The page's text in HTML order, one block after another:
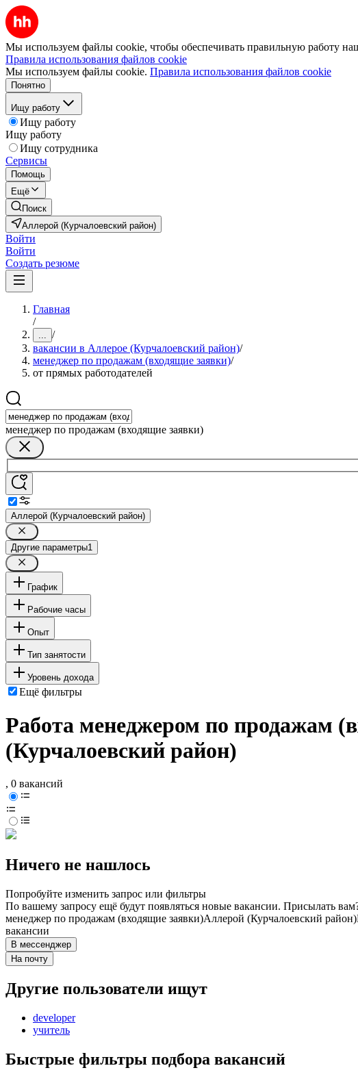
Мы используем файлы cookie, чтобы обеспечивать правильную работу
Правила использования файлов cookie
Мы используем файлы cookie. Правила использования файлов cookie
Понятно
Ищу работу
Ищу работу
Ищу работу
Ищу сотрудника
Сервисы
Помощь
Ещё
Поиск
Аллерой (Курчалоевский район)
Войти
Войти
Создать резюме
Главная
/
... /
вакансии в Аллерое (Курчалоевский район)/
менеджер по продажам (входящие заявки)/
от прямых работодателей
менеджер по продажам (входящие заявки)
Аллерой (Курчалоевский район)
Другие параметры1
График
Рабочие часы
Опыт
Тип занятости
Уровень дохода
Ещё фильтры
Работа менеджером по продажам
(Курчалоевский район)
, 0 вакансий
Ничего не нашлось
Попробуйте изменить запрос или фильтры
По вашему запросу ещё будут появляться новые вакансии. Присылать
менеджер по продажам (входящие заявки)Аллерой (Курчалоевский район)
вакансии
В мессенджер
На почту
Другие пользователи ищут
developer
учитель
Быстрые фильтры подбора вакансий